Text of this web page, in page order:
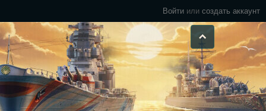
Войти или создать аккаунт